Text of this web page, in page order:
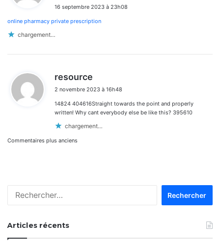
t
16 septembre 2023 à 23h08
online pharmacy private prescription
chargement…
resource
t
:
2 novembre 2023 à 16h48
14824 404616Straight towards the point and properly
written! Why cant everybody else be like this? 395610
chargement…
Navigation
commentaires
Commentaires plus anciens
Articles récents